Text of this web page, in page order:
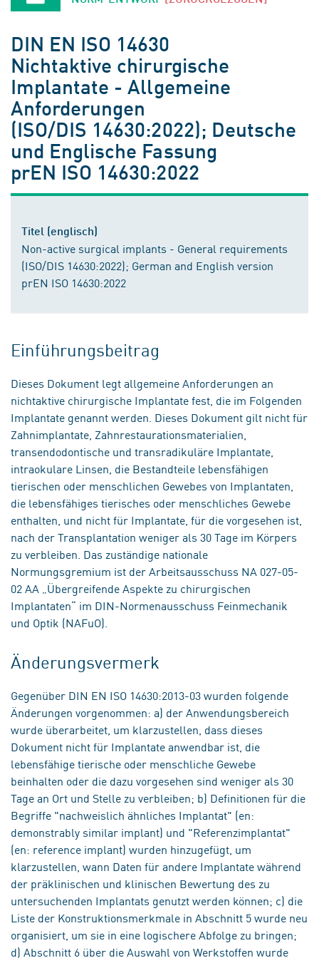
DIN EN ISO 14630
Nichtaktive chirurgische
Implantate - Allgemeine
Anforderungen
(ISO/DIS 14630:2022); Deutsche
und Englische Fassung
prEN ISO 14630:2022
Titel (englisch)
Non-active surgical implants - General requirements
(ISO/DIS 14630:2022); German and English version
prEN ISO 14630:2022
Einführungsbeitrag
Dieses Dokument legt allgemeine Anforderungen an
nichtaktive chirurgische Implantate fest, die im Folgenden
Implantate genannt werden. Dieses Dokument gilt nicht für
Zahnimplantate, Zahnrestaurationsmaterialien,
transendodontische und transradikuläre Implantate,
intraokulare Linsen, die Bestandteile lebensfähigen
tierischen oder menschlichen Gewebes von Implantaten,
die lebensfähiges tierisches oder menschliches Gewebe
enthalten, und nicht für Implantate, für die vorgesehen ist,
nach der Transplantation weniger als 30 Tage im Körpers
zu verbleiben. Das zuständige nationale
Normungsgremium ist der Arbeitsausschuss NA 027-05-
02 AA „Übergreifende Aspekte zu chirurgischen
Implantaten“ im DIN-Normenausschuss Feinmechanik
und Optik (NAFuO).
Änderungsvermerk
Gegenüber DIN EN ISO 14630:2013-03 wurden folgende
Änderungen vorgenommen: a) der Anwendungsbereich
wurde überarbeitet, um klarzustellen, dass dieses
Dokument nicht für Implantate anwendbar ist, die
lebensfähige tierische oder menschliche Gewebe
beinhalten oder die dazu vorgesehen sind weniger als 30
Tage an Ort und Stelle zu verbleiben; b) Definitionen für die
Begriffe "nachweislich ähnliches Implantat" (en:
demonstrably similar implant) und "Referenzimplantat"
(en: reference implant) wurden hinzugefügt, um
klarzustellen, wann Daten für andere Implantate während
der präklinischen und klinischen Bewertung des zu
untersuchenden Implantats genutzt werden können; c) die
Liste der Konstruktionsmerkmale in Abschnitt 5 wurde neu
organisiert, um sie in eine logischere Abfolge zu bringen;
d) Abschnitt 6 über die Auswahl von Werkstoffen wurde